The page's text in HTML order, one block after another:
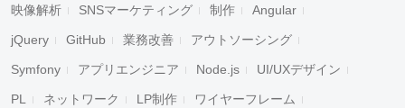
映像解析 SNSマーケティング 制作 Angular
jQuery GitHub 業務改善 アウトソーシング
Symfony アプリエンジニア Node.js UI/UXデザイン
PL ネットワーク LP制作 ワイヤーフレーム